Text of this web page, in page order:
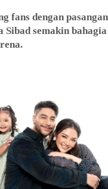
fans dengan
Sibad semakin